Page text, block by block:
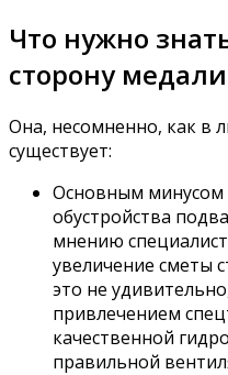
Что нужно
сторону медали
Она, несомненно, как в
существует:
Основным минусом
обустройства
мнению
увеличение сметы
это не
привлечением
качественной
правильной